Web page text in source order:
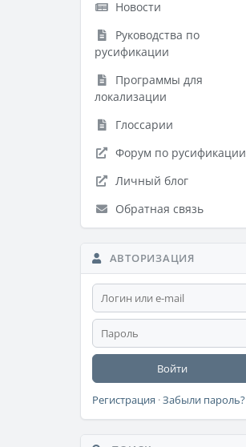
Новости
Руководства по
русификации
Программы для
локализации
Глоссарии
Форум по русификации
Личный блог
Обратная связь
АВТОРИЗАЦИЯ
Войти
Регистрация ·Забыли пароль?